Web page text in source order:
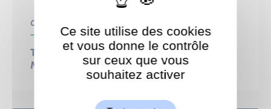
Centre Culturel
THÉÂTRE : Le procès d’une vie Gisèle,
Marie-Claire, Michèle… et les autres
ShareThis est désactivé.
Ce site utilise des cookies
et vous donne le contrôle
sur ceux que vous
souhaitez activer